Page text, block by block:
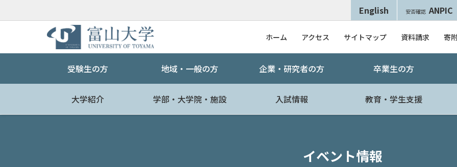
English 安否確認 ANPIC
ホーム アクセス サイトマップ 資料請求 寄
受験生の方 地域・一般の方 企業・研究者の方 卒業生の方
大学紹介 学部・大学院・施設 入試情報 教育・学生支援
イベント情報